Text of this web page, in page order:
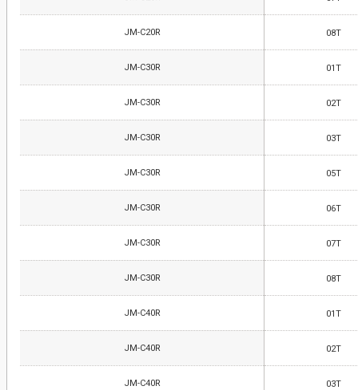
JM-C20R 08T
JM-C30R 01T
JM-C30R 02T
JM-C30R 03T
JM-C30R 05T
JM-C30R 06T
JM-C30R 07T
JM-C30R 08T
JM-C40R 01T
JM-C40R 02T
JM-C40R 03T